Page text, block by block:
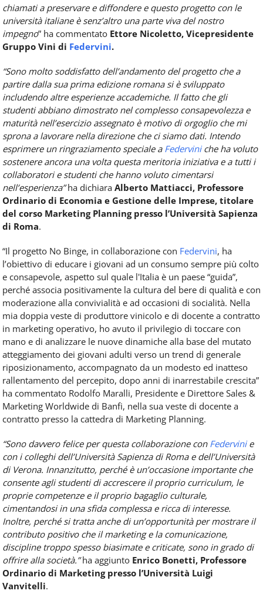
chiamati a preservare e diffondere e questo progetto con le
università italiane è senz’altro una parte viva del nostro
impegno” ha commentato Ettore Nicoletto, Vicepresidente
Gruppo Vini di Federvini.
“Sono molto soddisfatto dell’andamento del progetto che a
partire dalla sua prima edizione romana si è sviluppato
includendo altre esperienze accademiche. Il fatto che gli
studenti abbiano dimostrato nel complesso consapevolezza e
maturità nell’esercizio assegnato è motivo di orgoglio che mi
sprona a lavorare nella direzione che ci siamo dati. Intendo
esprimere un ringraziamento speciale a Federviniche ha voluto
sostenere ancora una volta questa meritoria iniziativa e a tutti i
collaboratori e studenti che hanno voluto cimentarsi
nell’esperienza”ha dichiara Alberto Mattiacci, Professore
Ordinario di Economia e Gestione delle Imprese, titolare
del corso Marketing Planning presso l’Università Sapienza
di Roma.
“Il progetto No Binge, in collaborazione con Federvini, ha
l’obiettivo di educare i giovani ad un consumo sempre più colto
e consapevole, aspetto sul quale l'Italia è un paese “guida”,
perché associa positivamente la cultura del bere di qualità e con
moderazione alla convivialità e ad occasioni di socialità. Nella
mia doppia veste di produttore vinicolo e di docente a contratto
in marketing operativo, ho avuto il privilegio di toccare con
mano e di analizzare le nuove dinamiche alla base del mutato
atteggiamento dei giovani adulti verso un trend di generale
riposizionamento, accompagnato da un modesto ed inatteso
rallentamento del percepito, dopo anni di inarrestabile crescita”
ha commentato Rodolfo Maralli, Presidente e Direttore Sales &
Marketing Worldwide di Banfi, nella sua veste di docente a
contratto presso la cattedra di Marketing Planning.
“Sono davvero felice per questa collaborazione con Federvinie
con i colleghi dell’Università Sapienza di Roma e dell’Università
di Verona. Innanzitutto, perché è un’occasione importante che
consente agli studenti di accrescere il proprio curriculum, le
proprie competenze e il proprio bagaglio culturale,
cimentandosi in una sfida complessa e ricca di interesse.
Inoltre, perché si tratta anche di un’opportunità per mostrare il
contributo positivo che il marketing e la comunicazione,
discipline troppo spesso biasimate e criticate, sono in grado di
offrire alla società.”ha aggiunto Enrico Bonetti, Professore
Ordinario di Marketing presso l’Università Luigi
Vanvitelli.